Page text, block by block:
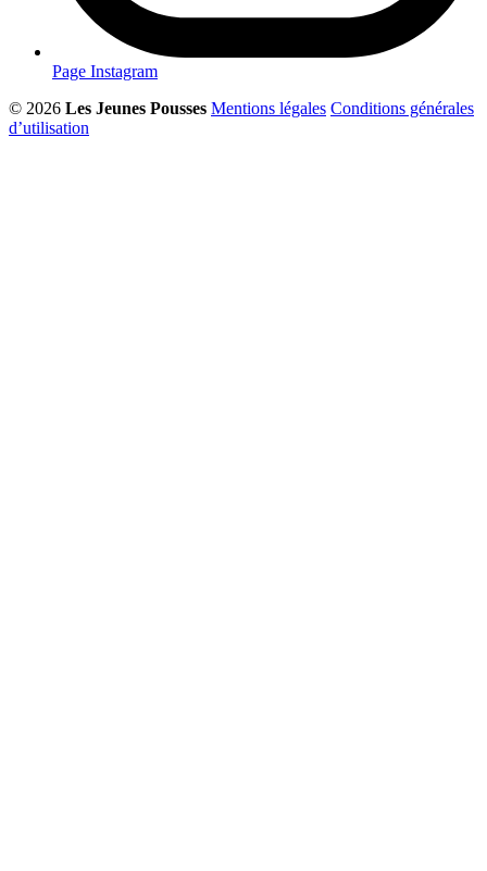
Page Instagram
© 2026 Les Jeunes Pousses Mentions légales Conditions générales
d’utilisation